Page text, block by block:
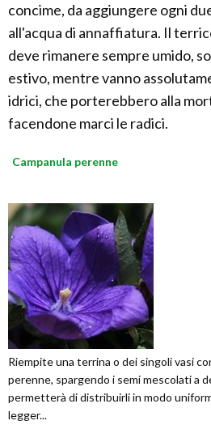
concime, da aggiungere ogni
all'acqua di annaffiatura. Il
deve rimanere sempre umido,
estivo, mentre vanno
idrici, che porterebbero alla
facendone marci le radici.
Campanula perenne
Riempite una terrina o dei singoli vasi
perenne, spargendo i semi mescolati a
permetterà di distribuirli in modo
legger...